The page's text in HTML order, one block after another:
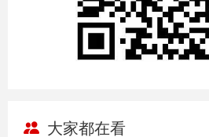
大家都在看